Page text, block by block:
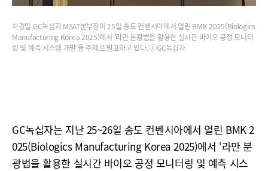
차경일 GC녹십자 MSAT본부장이 25일 송도 컨벤시아에서 열린 BMK 2025(Biologics
Manufacturing Korea 2025)에서 '라만 분광법을 활용한 실시간 바이오 공정 모니터
링 및 예측 시스템 개발'을 주제로 발표하고 있다. ⓒGC녹십자
GC녹십자는 지난 25~26일 송도 컨벤시아에서 열린 BMK 2
025(Biologics Manufacturing Korea 2025)에서 ‘라만 분
광법을 활용한 실시간 바이오 공정 모니터링 및 예측 시스